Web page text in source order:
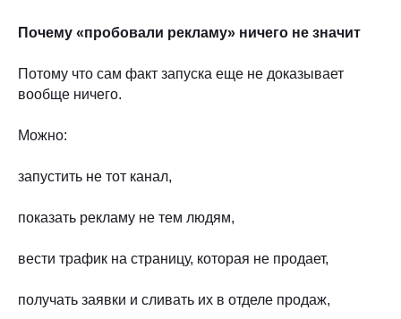
Почему «пробовали рекламу» ничего не значит
Потому что сам факт запуска еще не доказывает
вообще ничего.
Можно:
запустить не тот канал,
показать рекламу не тем людям,
вести трафик на страницу, которая не продает,
получать заявки и сливать их в отделе продаж,